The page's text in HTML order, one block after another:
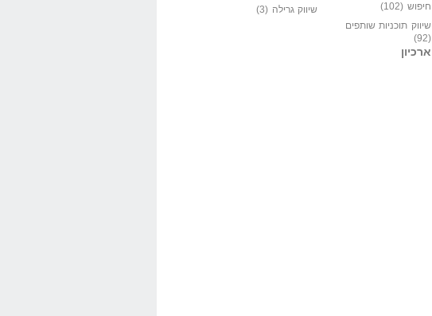
חיפוש (102)
שיווק גרילה (3)
שיווק תוכניות שותפים
(92)
ארכיון